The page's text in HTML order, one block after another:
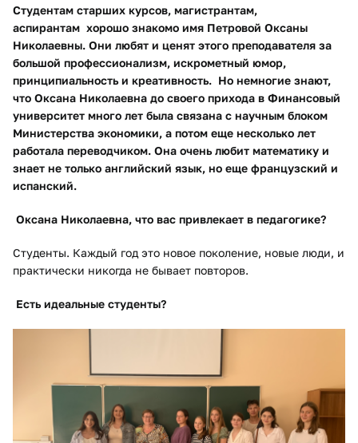
Студентам старших курсов, магистрантам,
аспирантам хорошо знакомо имя Петровой Оксаны
Николаевны. Они любят и ценят этого преподавателя за
большой профессионализм, искрометный юмор,
принципиальность и креативность. Но немногие знают,
что Оксана Николаевна до своего прихода в Финансовый
университет много лет была связана с научным блоком
Министерства экономики, а потом еще несколько лет
работала переводчиком. Она очень любит математику и
знает не только английский язык, но еще французский и
испанский.
Оксана Николаевна, что вас привлекает в педагогике?
Студенты. Каждый год это новое поколение, новые люди, и
практически никогда не бывает повторов.
Есть идеальные студенты?